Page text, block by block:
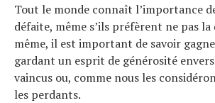
Tout le monde connaît l’importance
défaite, même s’ils préfèrent ne pas
même, il est important de savoir
gardant un esprit de générosité envers
vaincus ou, comme nous les
les perdants.